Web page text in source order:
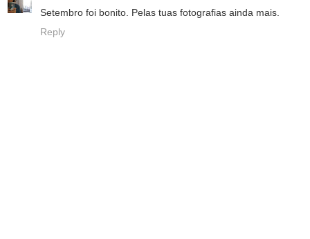
Setembro foi bonito. Pelas tuas fotografias ainda mais.
Reply